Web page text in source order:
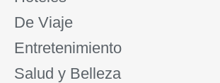
De Viaje
Entretenimiento
Salud y Belleza